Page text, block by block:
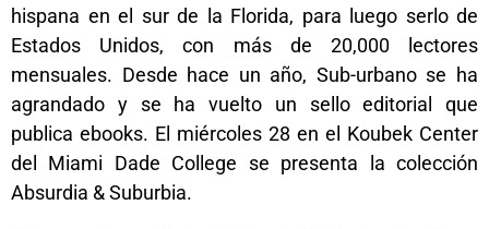
hispana en el sur de la Florida, para luego serlo de
Estados Unidos, con más de 20,000 lectores
mensuales. Desde hace un año, Sub-urbano se ha
agrandado y se ha vuelto un sello editorial que
publica ebooks. El miércoles 28 en el Koubek Center
del Miami Dade College se presenta la colección
Absurdia & Suburbia.